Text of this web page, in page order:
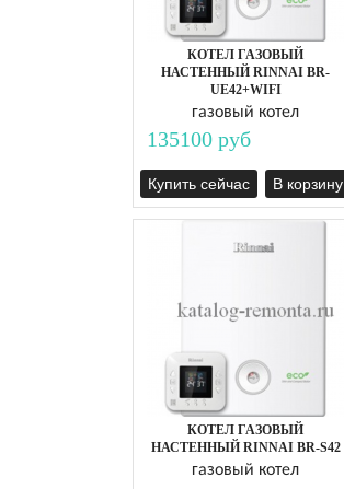
КОТЕЛ ГАЗОВЫЙ
НАСТЕННЫЙ RINNAI BR-
UЕ42+WIFI
газовый котел
135100 руб
Купить сейчас В корзину
КОТЕЛ ГАЗОВЫЙ
НАСТЕННЫЙ RINNAI BR-S42
газовый котел